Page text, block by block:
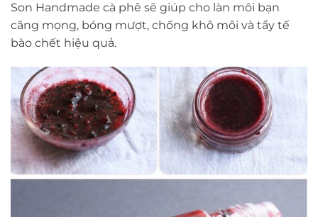
Son Handmade cà phê sẽ giúp cho làn môi bạn
căng mọng, bóng mượt, chống khô môi và tẩy tế
bào chết hiệu quả.